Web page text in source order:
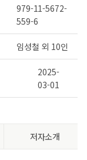
979-11-5672-
559-6
임성철 외 10인
2025-
03-01
저자소개